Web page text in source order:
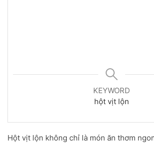
KEYWORD
hột vịt lộn
Hột vịt lộn không chỉ là món ăn thơm